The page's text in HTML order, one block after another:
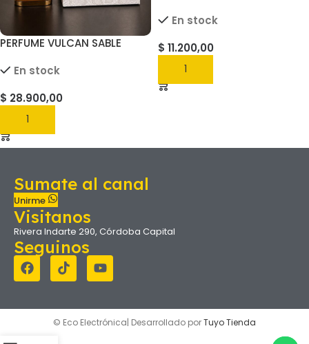
PERFUME VULCAN SABLE
En stock
$ 28.900,00
AGREGAR
50ML X UNIDAD
En stock
$ 11.200,00
AGREGAR
Sumate al canal
Unirme
Visitanos
Rivera Indarte 290, Córdoba Capital
Seguinos
© Eco Electrónica| Desarrollado porTuyo Tienda